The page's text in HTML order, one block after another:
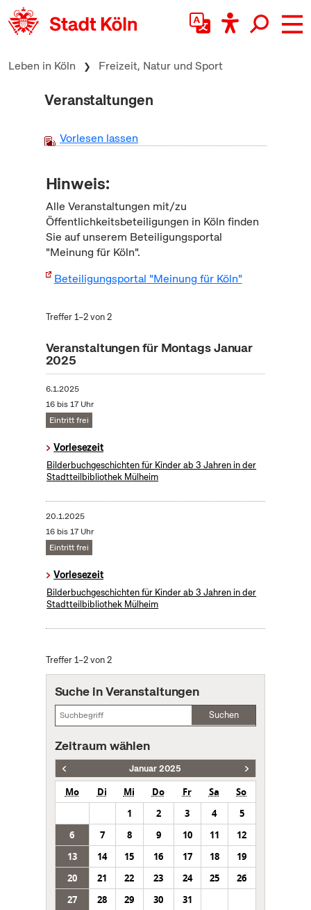
zum Inhalt springen
Leben in Köln Freizeit, Natur und Sport
Veranstaltungen
Vorlesen lassen
Hinweis:
Alle Veranstaltungen mit/zu
Öffentlichkeitsbeteiligungen in Köln finden
Sie auf unserem Beteiligungsportal
"Meinung für Köln".
Beteiligungsportal "Meinung für Köln"
Treffer 1–2 von 2
Veranstaltungen für Montags Januar
2025
6.1.2025
16 bis 17 Uhr
Eintritt frei
Vorlesezeit
Bilderbuchgeschichten für Kinder ab 3 Jahren in der
Stadtteilbibliothek Mülheim
20.1.2025
16 bis 17 Uhr
Eintritt frei
Vorlesezeit
Bilderbuchgeschichten für Kinder ab 3 Jahren in der
Stadtteilbibliothek Mülheim
Treffer 1–2 von 2
Suche in Veranstaltungen
Suchen
Zeitraum wählen
Januar 2025
Mo Di Mi Do Fr Sa
So
1
2 3 4
5
6
7 8 9 10 11
12
13
14 15 16 17 18
19
20
21 22 23 24 25
26
27
28 29 30 31